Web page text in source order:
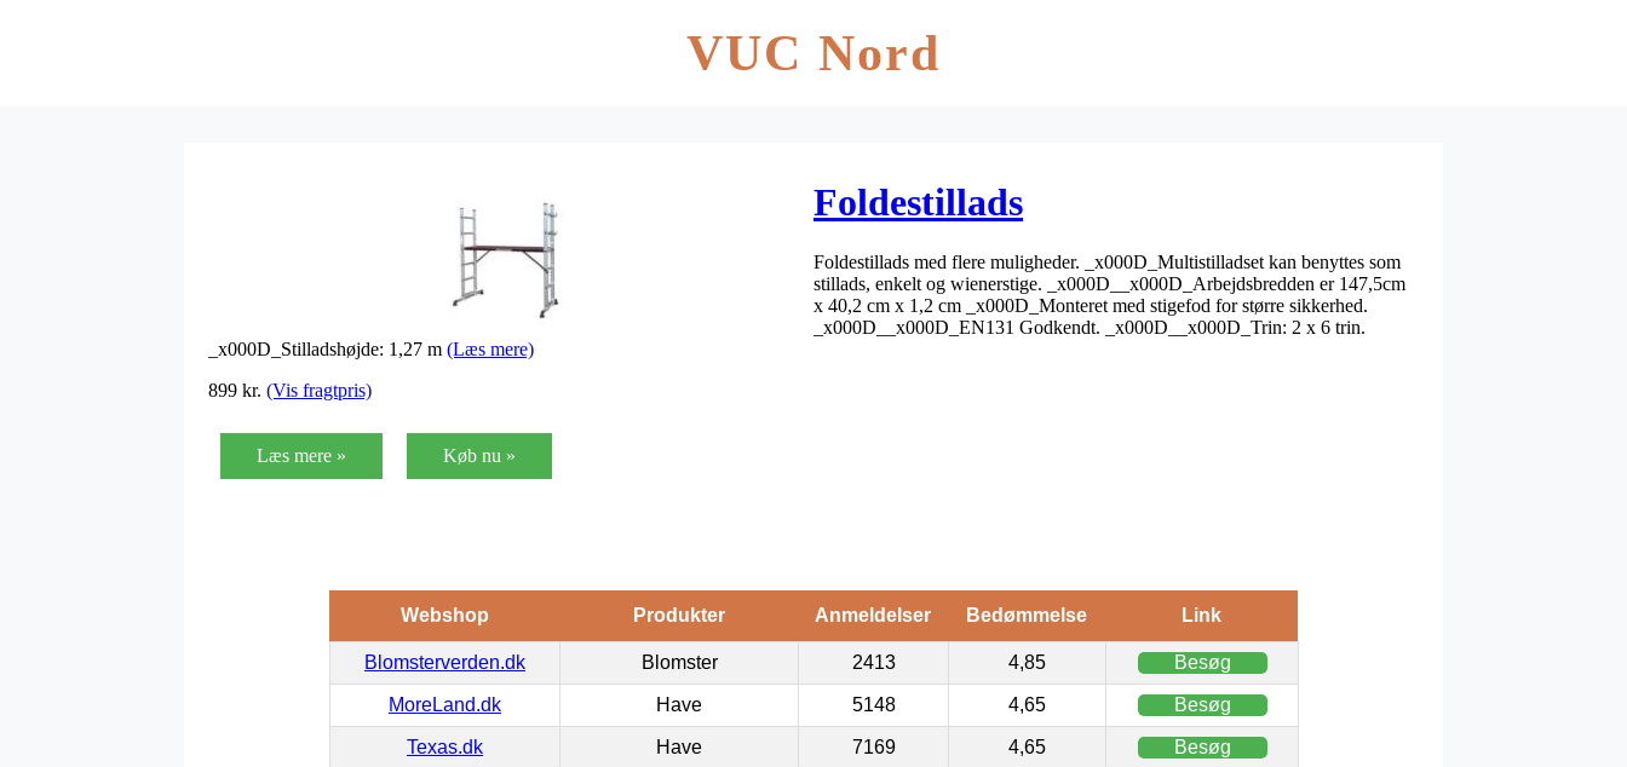
VUC Nord
Foldestillads
Foldestillads med flere muligheder. _x000D_Multistilladset kan benyttes som
stillads, enkelt og wienerstige. _x000D__x000D_Arbejdsbredden er 147,5cm
x 40,2 cm x 1,2 cm _x000D_Monteret med stigefod for større sikkerhed.
_x000D__x000D_EN131 Godkendt. _x000D__x000D_Trin: 2 x 6 trin.
_x000D_Stilladshøjde: 1,27 m (Læs mere)
899 kr. (Vis fragtpris)
Læs mere » Køb nu »
Webshop Produkter Anmeldelser Bedømmelse Link
Blomsterverden.dk Blomster 2413 4,85 Besøg
MoreLand.dk Have 5148 4,65 Besøg
Texas.dk Have 7169 4,65 Besøg